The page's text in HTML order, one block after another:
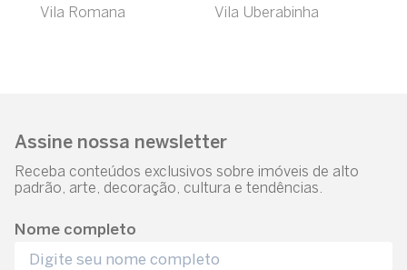
Vila Romana Vila Uberabinha
Assine nossa newsletter
Receba conteúdos exclusivos sobre imóveis de alto
padrão, arte, decoração, cultura e tendências.
Nome completo